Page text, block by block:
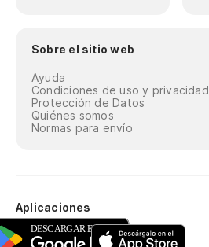
Sobre el sitio web
Ayuda
Condiciones de uso y privacidad
Protección de Datos
Quiénes somos
Normas para envío
Aplicaciones